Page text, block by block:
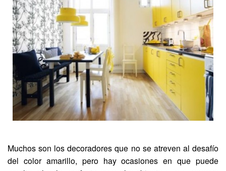
Muchos son los decoradores que no se atreven al desafío
del color amarillo, pero hay ocasiones en que puede